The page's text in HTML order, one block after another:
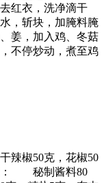
红衣，洗净滴干
，斩块，加腌料腌
姜，加入鸡、冬菇
不停炒动，煮至鸡
辣椒50克，花椒50
： 秘制酱料80